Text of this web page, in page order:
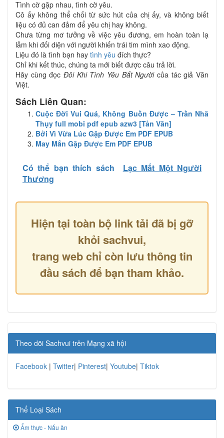
Tình cờ gặp nhau, tình cờ yêu.
Cô ấy không thể chối từ sức hút của chị ấy, và không biết
liệu có đủ can đảm để yêu chị hay không.
Chưa từng mơ tưởng về việc yêu đương, em hoàn toàn lạ
lẫm khi đối diện với người khiến trái tim mình xao động.
Liệu đó là tình bạn hay tình yêu đích thực?
Chỉ khi kết thúc, chúng ta mới biết được câu trả lời.
Hãy cùng đọc Đôi Khi Tình Yêu Bắt Ngườicủa tác giả Văn
Việt.
Sách Liên Quan:
Cuộc Đời Vui Quá, Không Buồn Được – Trần Nhã
Thụy full mobi pdf epub azw3 [Tản Văn]
Bởi Vì Vừa Lúc Gặp Được Em PDF EPUB
May Mắn Gặp Được Em PDF EPUB
Có thể bạn thích sách
Lạc Mất Một Người
Thương
Hiện tại toàn bộ link tải đã bị gỡ
khỏi sachvui,
trang web chỉ còn lưu thông tin
đầu sách để bạn tham khảo.
Theo dõi Sachvui trên Mạng xã hội
Facebook | Twitter| Pinterest| Youtube| Tiktok
Thể Loại Sách
Ẩm thực - Nấu ăn